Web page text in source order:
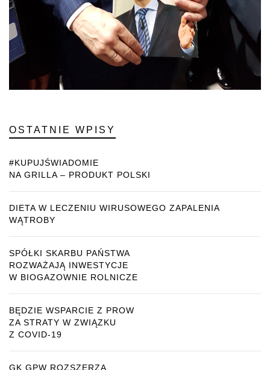
OSTATNIE WPISY
#KUPUJŚWIADOMIE
NA GRILLA – PRODUKT POLSKI
DIETA W LECZENIU WIRUSOWEGO ZAPALENIA
WĄTROBY
SPÓŁKI SKARBU PAŃSTWA
ROZWAŻAJĄ INWESTYCJE
W BIOGAZOWNIE ROLNICZE
BĘDZIE WSPARCIE Z PROW
ZA STRATY W ZWIĄZKU
Z COVID-19
GK GPW ROZSZERZA